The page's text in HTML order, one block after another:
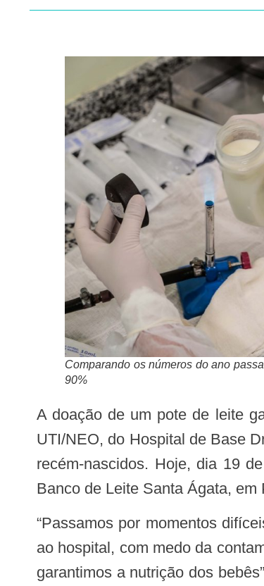
Comparando os números do ano
90%
A doação de um pote de leite garante alimentação para 10 bebês de baixo peso da Unidade de Terapia Intensiva Neonatal –
UTI/NEO, do Hospital de Base
recém-nascidos. Hoje, dia 19
Banco de Leite Santa Ágata,
“Passamos por momentos difíceis no período pandêmico, muitas mães ficaram receosas em realizar a doação, de se dirigirem
ao hospital, com medo da
garantimos a nutrição dos